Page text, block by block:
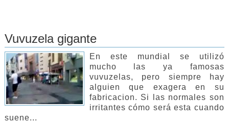
Vuvuzela gigante
En este mundial se utilizó
mucho las ya famosas
vuvuzelas, pero siempre hay
alguien que exagera en su
fabricacion. Si las normales son
irritantes cómo será esta cuando
suene...